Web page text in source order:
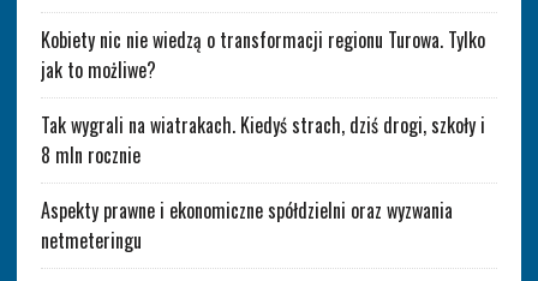
Kobiety nic nie wiedzą o transformacji regionu Turowa. Tylko
jak to możliwe?
Tak wygrali na wiatrakach. Kiedyś strach, dziś drogi, szkoły i
8 mln rocznie
Aspekty prawne i ekonomiczne spółdzielni oraz wyzwania
netmeteringu